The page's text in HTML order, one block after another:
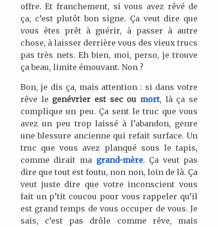
offre. Et franchement, si vous avez rêvé de
ça, c’est plutôt bon signe. Ça veut dire que
vous êtes prêt à guérir, à passer à autre
chose, à laisser derrière vous des vieux trucs
pas très nets. Eh bien, moi, perso, je trouve
ça beau, limite émouvant. Non ?
Bon, je dis ça, mais attention : si dans votre
rêve le genévrier est sec ou mort, là ça se
complique un peu. Ça sent le truc que vous
avez un peu trop laissé à l’abandon, genre
une blessure ancienne qui refait surface. Un
truc que vous avez planqué sous le tapis,
comme dirait ma grand-mère. Ça veut pas
dire que tout est foutu, non non, loin de là. Ça
veut juste dire que votre inconscient vous
fait un p’tit coucou pour vous rappeler qu’il
est grand temps de vous occuper de vous. Je
sais, c’est pas drôle comme rêve, mais